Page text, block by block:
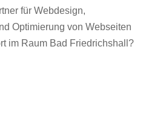
für Webdesign,
Optimierung von Webseiten
im Raum Bad Friedrichshall?